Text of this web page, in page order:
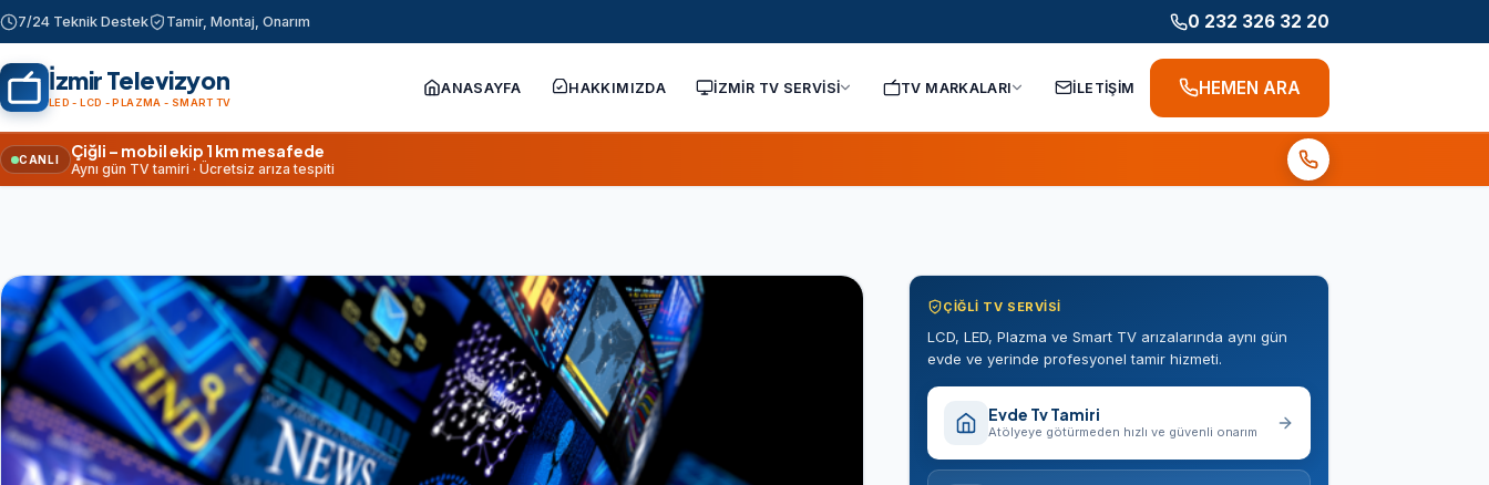
7/24 Teknik Destek Tamir, Montaj, Onarım 0 232 326 32 20
İzmir Televizyon
LED - LCD - PLAZMA - SMART TV
ANASAYFA HAKKIMIZDA İZMİR TV SERVİSİ TV MARKALARI İLETİŞİM HEMEN ARA
CANLI Çiğli – mobil ekip 1 km mesafede
Aynı gün TV tamiri · Ücretsiz arıza tespiti
ÇIĞLI TV SERVISI
LCD, LED, Plazma ve Smart TV arızalarında aynı gün
evde ve yerinde profesyonel tamir hizmeti.
Evde Tv Tamiri
Atölyeye götürmeden hızlı ve güvenli onarım